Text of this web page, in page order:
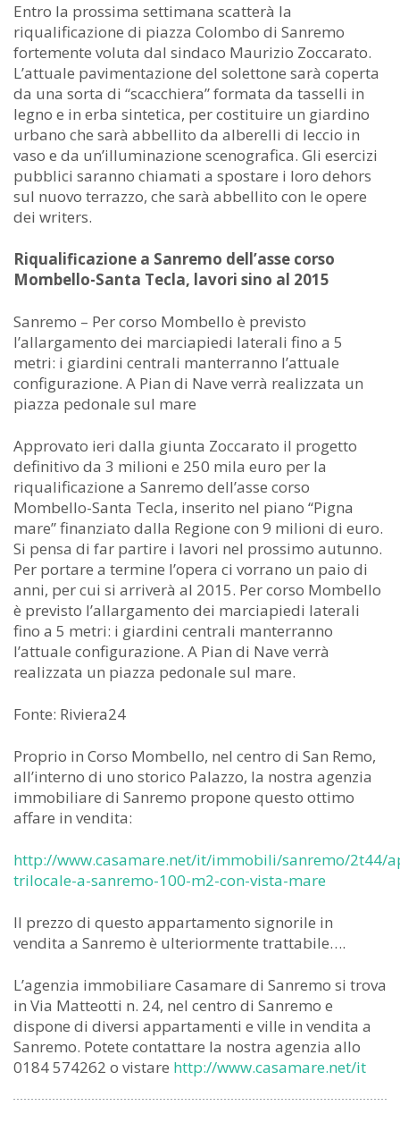
Entro la prossima settimana scatterà la
riqualificazione di piazza Colombo di Sanremo
fortemente voluta dal sindaco Maurizio Zoccarato.
L’attuale pavimentazione del solettone sarà coperta
da una sorta di “scacchiera” formata da tasselli in
legno e in erba sintetica, per costituire un giardino
urbano che sarà abbellito da alberelli di leccio in
vaso e da un’illuminazione scenografica. Gli esercizi
pubblici saranno chiamati a spostare i loro dehors
sul nuovo terrazzo, che sarà abbellito con le opere
dei writers.
Riqualificazione a Sanremo dell’asse corso
Mombello-Santa Tecla, lavori sino al 2015
Sanremo – Per corso Mombello è previsto
l’allargamento dei marciapiedi laterali fino a 5
metri: i giardini centrali manterranno l’attuale
configurazione. A Pian di Nave verrà realizzata un
piazza pedonale sul mare
Approvato ieri dalla giunta Zoccarato il progetto
definitivo da 3 milioni e 250 mila euro per la
riqualificazione a Sanremo dell’asse corso
Mombello-Santa Tecla, inserito nel piano “Pigna
mare” finanziato dalla Regione con 9 milioni di euro.
Si pensa di far partire i lavori nel prossimo autunno.
Per portare a termine l’opera ci vorrano un paio di
anni, per cui si arriverà al 2015. Per corso Mombello
è previsto l’allargamento dei marciapiedi laterali
fino a 5 metri: i giardini centrali manterranno
l’attuale configurazione. A Pian di Nave verrà
realizzata un piazza pedonale sul mare.
Fonte: Riviera24
Proprio in Corso Mombello, nel centro di San Remo,
all’interno di uno storico Palazzo, la nostra agenzia
immobiliare di Sanremo propone questo ottimo
affare in vendita:
http://www.casamare.net/it/immobili/sanremo/2t44/
trilocale-a-sanremo-100-m2-con-vista-mare
Il prezzo di questo appartamento signorile in
vendita a Sanremo è ulteriormente trattabile….
L’agenzia immobiliare Casamare di Sanremo si trova
in Via Matteotti n. 24, nel centro di Sanremo e
dispone di diversi appartamenti e ville in vendita a
Sanremo. Potete contattare la nostra agenzia allo
0184 574262 o vistare http://www.casamare.net/it